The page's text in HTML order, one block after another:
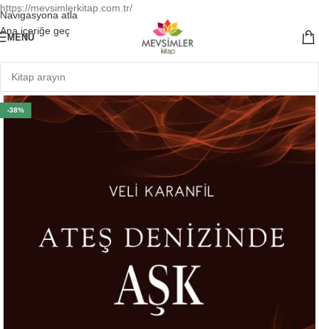
https://mevsimlerkitap.com.tr/
Navigasyona atla
Ana içeriğe geç
MENÜ
-38%